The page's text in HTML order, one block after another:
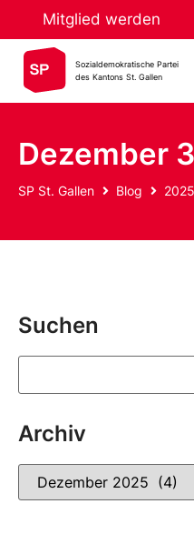
Mitglied werden
Sozialdemokratische Partei
des Kantons St. Gallen
Dezember
SP St. Gallen Blog 2025
Suchen
Archiv